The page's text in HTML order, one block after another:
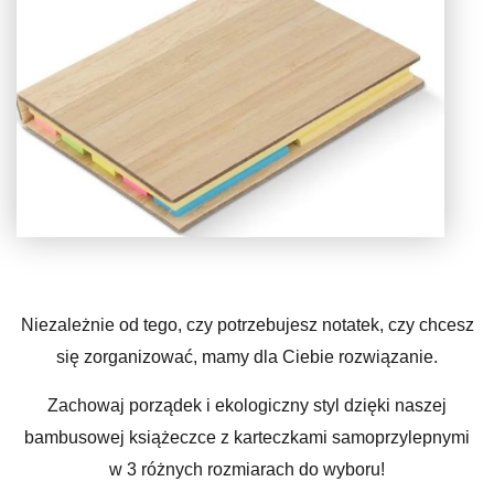
Niezależnie od tego, czy potrzebujesz notatek, czy chcesz
się zorganizować, mamy dla Ciebie rozwiązanie.
Zachowaj porządek i ekologiczny styl dzięki naszej
bambusowej książeczce z karteczkami samoprzylepnymi
w 3 różnych rozmiarach do wyboru!